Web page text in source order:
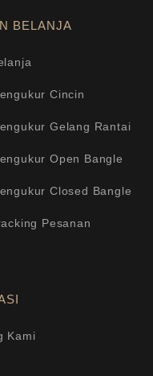
BELANJA
Cincin
Gelang Rantai
Open Bangle
Closed Bangle
Pesanan
Kami